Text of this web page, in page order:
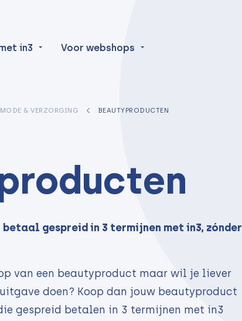
in3 Voor webshops
MODE & VERZORGING BEAUTYPRODUCTEN
gespreid in 3 termijnen met in3, zónder
van een beautyproduct maar wil je liever
doen? Koop dan jouw beautyproduct
gespreid betalen in 3 termijnen met in3